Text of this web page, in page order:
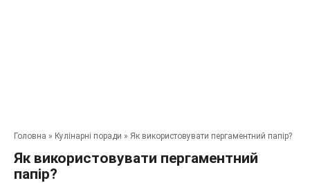
Головна » Кулінарні поради » Як використовувати пергаментний папір?
Як використовувати пергаментний
папір?